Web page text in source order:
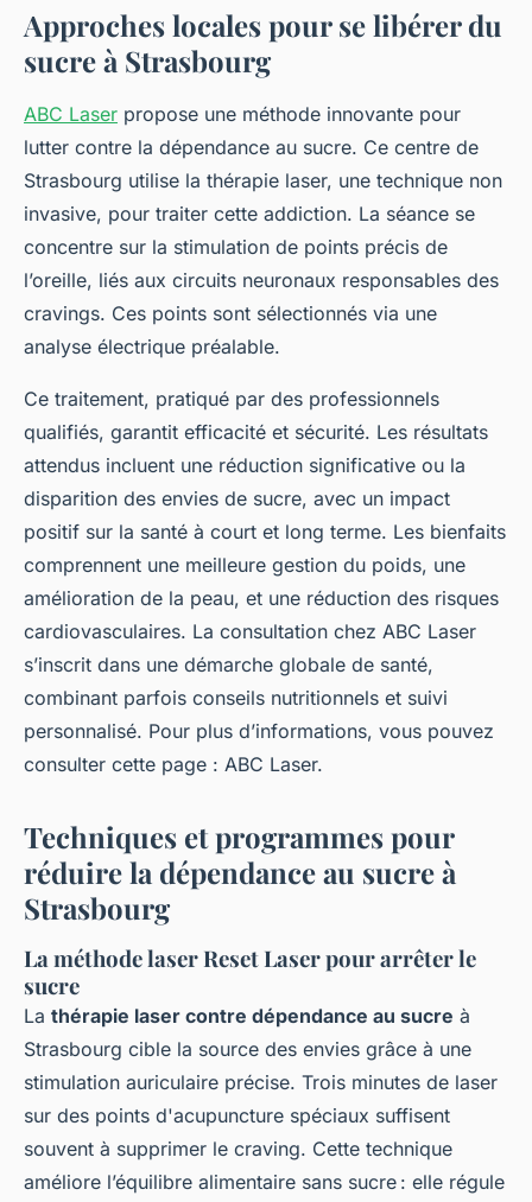
Approches locales pour se libérer du
sucre à Strasbourg
ABC Laser propose une méthode innovante pour
lutter contre la dépendance au sucre. Ce centre de
Strasbourg utilise la thérapie laser, une technique non
invasive, pour traiter cette addiction. La séance se
concentre sur la stimulation de points précis de
l’oreille, liés aux circuits neuronaux responsables des
cravings. Ces points sont sélectionnés via une
analyse électrique préalable.
Ce traitement, pratiqué par des professionnels
qualifiés, garantit efficacité et sécurité. Les résultats
attendus incluent une réduction significative ou la
disparition des envies de sucre, avec un impact
positif sur la santé à court et long terme. Les bienfaits
comprennent une meilleure gestion du poids, une
amélioration de la peau, et une réduction des risques
cardiovasculaires. La consultation chez ABC Laser
s’inscrit dans une démarche globale de santé,
combinant parfois conseils nutritionnels et suivi
personnalisé. Pour plus d’informations, vous pouvez
consulter cette page : ABC Laser.
Techniques et programmes pour
réduire la dépendance au sucre à
Strasbourg
La méthode laser Reset Laser pour arrêter le
sucre
La thérapie laser contre dépendance au sucre à
Strasbourg cible la source des envies grâce à une
stimulation auriculaire précise. Trois minutes de laser
sur des points d'acupuncture spéciaux suffisent
souvent à supprimer le craving. Cette technique
améliore l’équilibre alimentaire sans sucre : elle régule